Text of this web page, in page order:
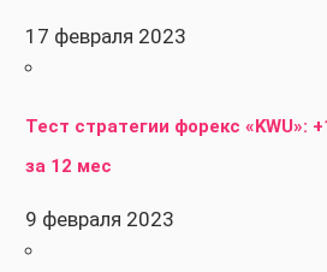
17 февраля 2023
Тест стратегии форекс «KWU»:
за 12 мес
9 февраля 2023